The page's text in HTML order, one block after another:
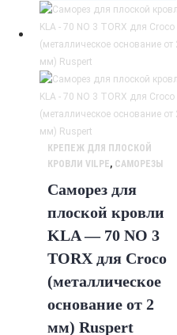
КРЕПЕЖ ДЛЯ ПЛОСКОЙ
КРОВЛИ VILPE, САМОРЕЗЫ
Саморез для
плоской кровли
KLA — 70 NO 3
TORX для Croco
(металлическое
основание от 2
мм) Ruspert